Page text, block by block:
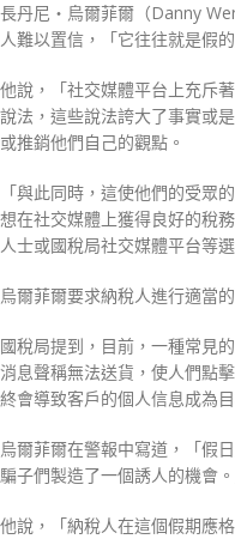
長丹尼‧烏爾菲爾（Danny
人難以置信，「它往往就是假的
他說，「社交媒體平台上充斥
說法，這些說法誇大了事實或
或推銷他們自己的觀點。
「與此同時，這使他們的受眾
想在社交媒體上獲得良好的稅
人士或國稅局社交媒體平台等選
烏爾菲爾要求納稅人進行適當
國稅局提到，目前，一種常見
消息聲稱無法送貨，使人們點
終會導致客戶的個人信息成為目
烏爾菲爾在警報中寫道，「假
騙子們製造了一個誘人的機會。
他說，「納稅人在這個假期應